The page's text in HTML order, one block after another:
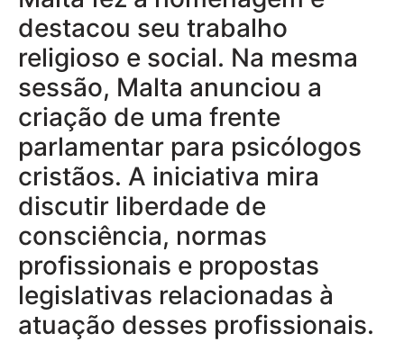
destacou seu trabalho
religioso e social. Na mesma
sessão, Malta anunciou a
criação de uma frente
parlamentar para psicólogos
cristãos. A iniciativa mira
discutir liberdade de
consciência, normas
profissionais e propostas
legislativas relacionadas à
atuação desses profissionais.